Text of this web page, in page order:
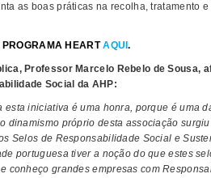
as boas práticas na recolha, tratamento
HEARTAQUI.
Professor Marcelo Rebelo de Sousa,
Social da AHP:
esta iniciativa é uma honra, porque é uma
dinamismo próprio desta associação
Selos de Responsabilidade Social e
portuguesa tiver a noção do que estes
conheço grandes empresas com